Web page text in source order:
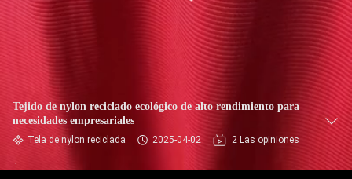
ÉNTRENOS
EN
CONTACTO
CON
NOTICIAS
Tejido de nylon reciclado ecológico de alto rendimiento para
necesidades empresariales
Tela de nylon reciclada 2025-04-02 2 Las opiniones